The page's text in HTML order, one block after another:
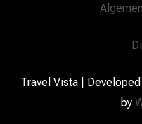
Travel Vista | Developed
by